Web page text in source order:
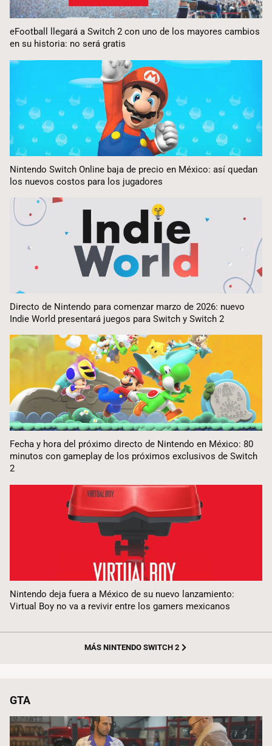
eFootball llegará a Switch 2 con uno de los mayores cambios
en su historia: no será gratis
Nintendo Switch Online baja de precio en México: así quedan
los nuevos costos para los jugadores
Directo de Nintendo para comenzar marzo de 2026: nuevo
Indie World presentará juegos para Switch y Switch 2
Fecha y hora del próximo directo de Nintendo en México: 80
minutos con gameplay de los próximos exclusivos de Switch
2
Nintendo deja fuera a México de su nuevo lanzamiento:
Virtual Boy no va a revivir entre los gamers mexicanos
MÁS NINTENDO SWITCH 2
GTA